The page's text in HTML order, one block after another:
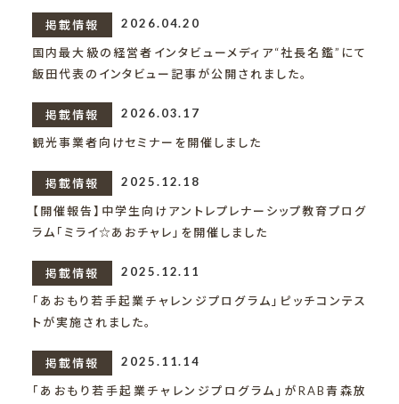
掲載情報 2026.04.20
国内最大級の経営者インタビューメディア“社長名鑑”にて
飯田代表のインタビュー記事が公開されました。
掲載情報 2026.03.17
観光事業者向けセミナーを開催しました
掲載情報 2025.12.18
【開催報告】中学生向けアントレプレナーシップ教育プログ
ラム「ミライ☆あおチャレ」を開催しました
掲載情報 2025.12.11
「あおもり若手起業チャレンジプログラム」ピッチコンテス
トが実施されました。
掲載情報 2025.11.14
「あおもり若手起業チャレンジプログラム」がRAB青森放